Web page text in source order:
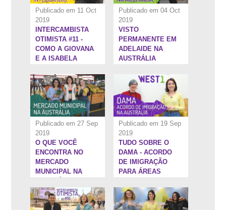
Publicado em 11 Oct
2019
INTERCAMBISTA
OTIMISTA #11 -
COMO A GIOVANA
E A ISABELA
OS OBJETIVOS
NO INTERCÂMBIO
Publicado em 04 Oct
2019
VISTO
PERMANENTE EM
ADELAIDE NA
AUSTRÁLIA
Publicado em 27 Sep
2019
20:41''
O QUE VOCÊ
ENCONTRA NO
MERCADO
MUNICIPAL NA
Publicado em 19 Sep
2019
21:34''
TUDO SOBRE O
DAMA - ACORDO
DE IMIGRAÇÃO
PARA ÁREAS
AUSTRÁLIA
18:41'' 18:22''